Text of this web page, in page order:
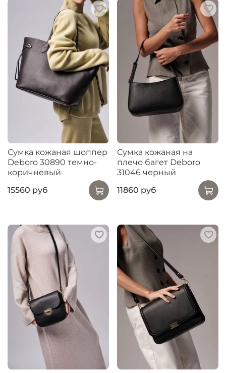
Сумка кожаная шоппер
Deboro 30890 темно-
коричневый
15560 руб
Сумка кожаная на
плечо багет Deboro
31046 черный
11860 руб